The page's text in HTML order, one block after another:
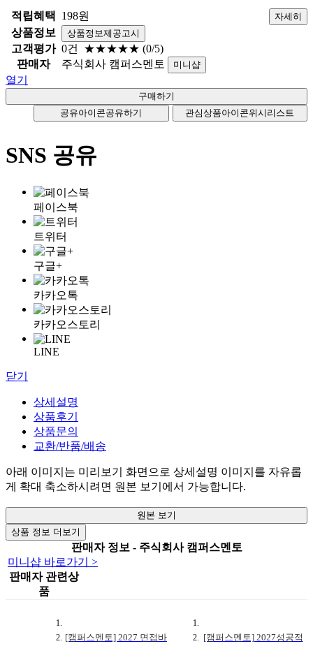
적립혜택 198원 자세히
상품정보 상품정보제공고시
고객평가 0건 ★★★★★ (0/5)
판매자
주식회사 캠퍼스멘토 미니샵
열기
공유아이콘공유하기 관심상품아이콘위시리스트
SNS 공유
페이스북
트위터
구글+
카카오톡
카카오스토리
LINE
닫기
상세설명
상품후기
상품문의
교환/반품/배송
아래 이미지는 미리보기 화면으로 상세설명 이미지를 자유롭
게 확대 축소하시려면 원본 보기에서 가능합니다.
원본 보기
상품 정보 더보기
판매자 정보 - 주식회사 캠퍼스멘토
미니샵 바로가기 >
판매자 관련상
품
[캠퍼스멘토] 2027 면접바
[캠퍼스멘토] 2027성공적